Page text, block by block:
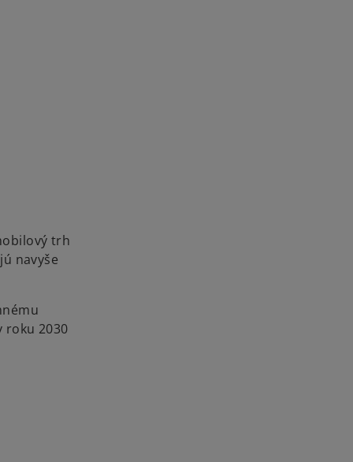
trh
navyše
roku 2030